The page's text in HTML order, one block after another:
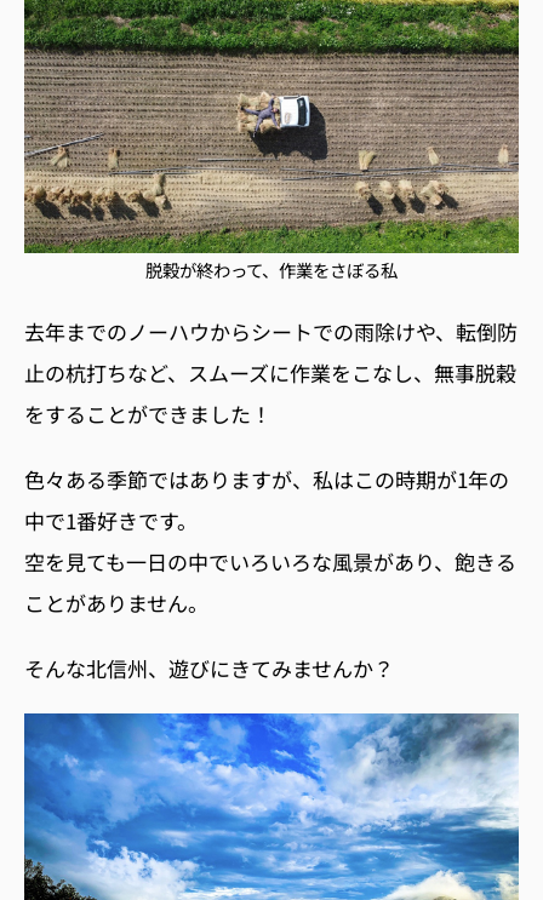
脱穀が終わって、作業をさぼる私
去年までのノーハウからシートでの雨除けや、転倒防
止の杭打ちなど、スムーズに作業をこなし、無事脱穀
をすることができました！
色々ある季節ではありますが、私はこの時期が1年の
中で1番好きです。
空を見ても一日の中でいろいろな風景があり、飽きる
ことがありません。
そんな北信州、遊びにきてみませんか？